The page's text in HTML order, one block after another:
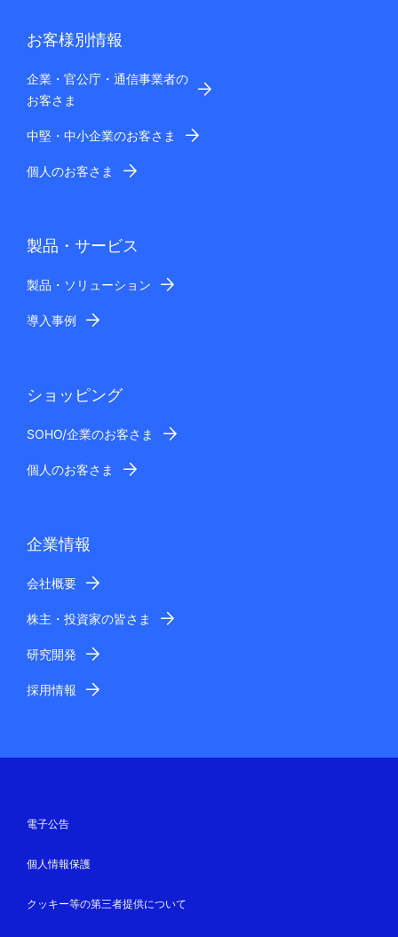
お客様別情報
企業・官公庁・通信事業者の
お客さま
中堅・中小企業のお客さま
個人のお客さま
製品・サービス
製品・ソリューション
導入事例
ショッピング
SOHO/企業のお客さま
個人のお客さま
企業情報
会社概要
株主・投資家の皆さま
研究開発
採用情報
電子公告
個人情報保護
クッキー等の第三者提供について